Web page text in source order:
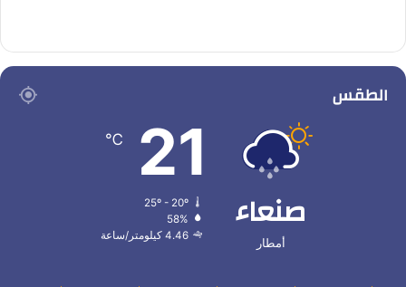
الطقس
صنعاء
أمطار
21
℃
25º - 20º
58%
4.46 كيلومتر/ساعة